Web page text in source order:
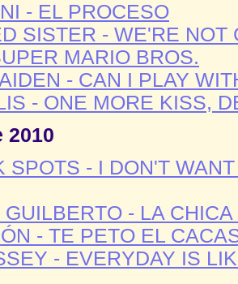
- EL PROCESO
SISTER - WE'RE NOT
MARIO BROS.
- CAN I PLAY
- ONE MORE KISS,
2010
SPOTS - I DON'T
- LA
- TE PETO EL
- EVERYDAY IS